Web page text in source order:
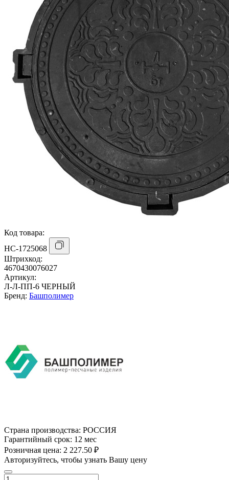
Код товара:
НС-1725068
Штрихкод:
4670430076027
Артикул:
Л-Л-ПП-6 ЧЕРНЫЙ
Бренд: Башполимер
Страна производства: РОССИЯ
Гарантийный срок: 12 мес
Розничная цена: 2 227.50 ₽
Авторизуйтесь, чтобы узнать Вашу цену